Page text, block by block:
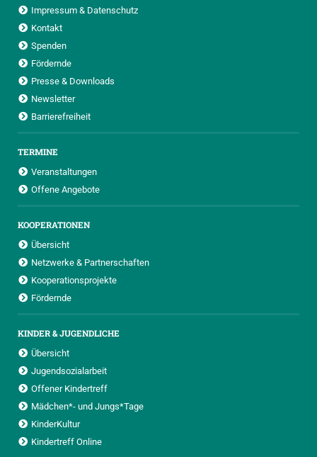
Impressum & Datenschutz
Kontakt
Spenden
Fördernde
Presse & Downloads
Newsletter
Barrierefreiheit
TERMINE
Veranstaltungen
Offene Angebote
KOOPERATIONEN
Übersicht
Netzwerke & Partnerschaften
Kooperationsprojekte
Fördernde
KINDER & JUGENDLICHE
Übersicht
Jugendsozialarbeit
Offener Kindertreff
Mädchen*- und Jungs*Tage
KinderKultur
Kindertreff Online